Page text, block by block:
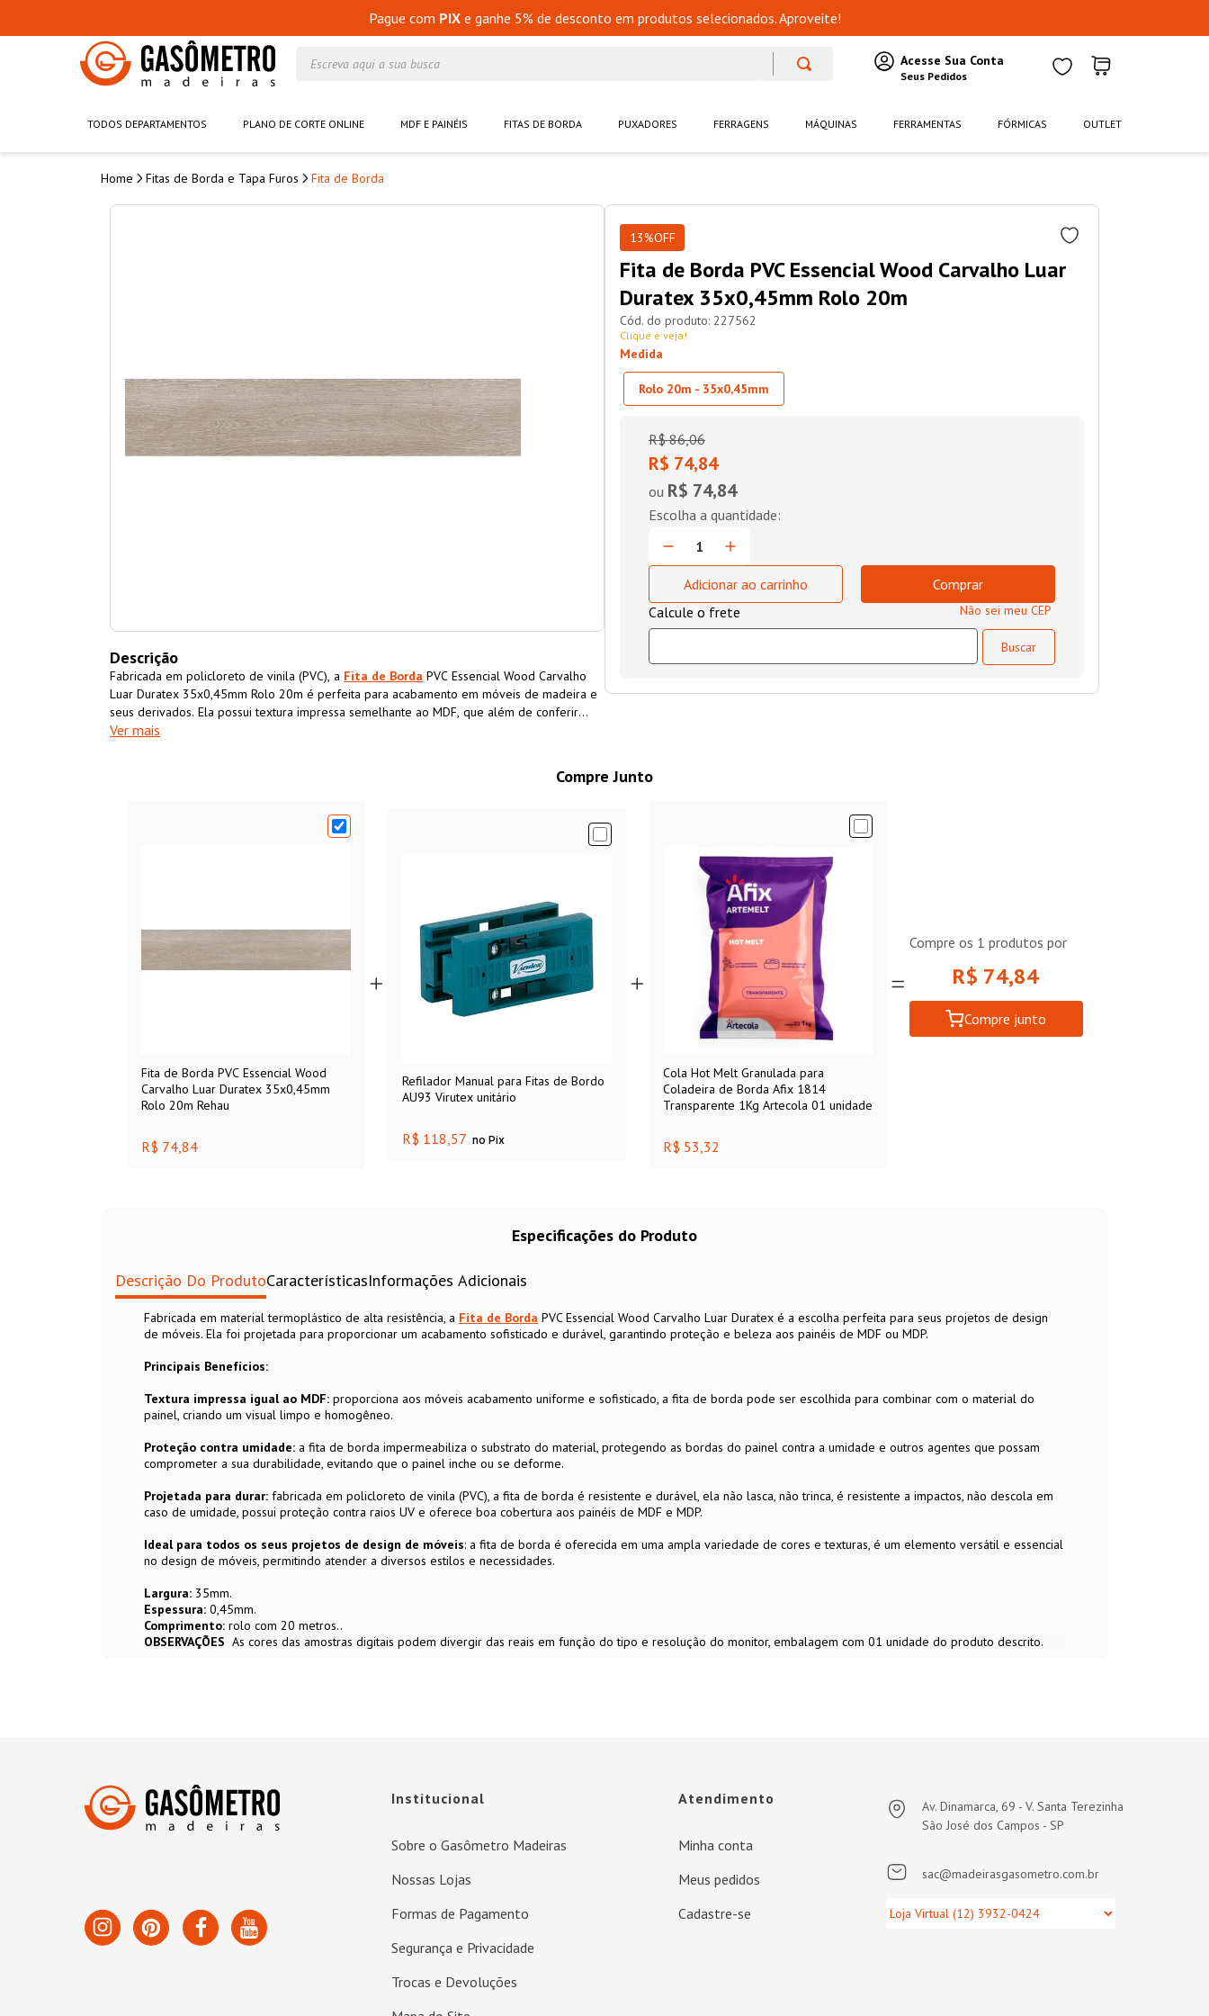
Pague com PIXe ganhe 5% de desconto em produtos selecionados. Aproveite!
TODOS DEPARTAMENTOS PLANO DE CORTE ONLINE MDF E PAINÉIS FITAS DE BORDA PUXADORES FERRAGENS MÁQUINAS FERRAMENTAS FÓRMICAS OUTLET
Fitas de Borda e Tapa Furos Fita de Borda
Descrição
Fabricada em policloreto de vinila (PVC), a Fita de Borda PVC Essencial Wood Carvalho
Luar Duratex 35x0,45mm Rolo 20m é perfeita para acabamento em móveis de madeira e
seus derivados. Ela possui textura impressa semelhante ao MDF, que além de conferir
acabamento superior ao móvel também impermeabiliza o material, aumentando sua
Ver mais
13%OFF
Fita de Borda PVC Essencial Wood Carvalho Luar
Duratex 35x0,45mm Rolo 20m
227562
Clique e veja!
Medida
Rolo 20m - 35x0,45mm
R$ 86,06
R$ 74,84
ou R$ 74,84
Adicionar ao carrinho Comprar
Não sei meu CEP
Compre Junto
Fita de Borda PVC Essencial Wood
Carvalho Luar Duratex 35x0,45mm
Rolo 20m Rehau
R$ 74,84
Refilador Manual para Fitas de Bordo
AU93 Virutex unitário
R$ 118,57 no Pix
Cola Hot Melt Granulada para
Coladeira de Borda Afix 1814
Transparente 1Kg Artecola 01 unidade
R$ 53,32
Compre os 1 produtos por
R$ 74,84
Compre junto
Especificações do Produto
Descrição Do ProdutoCaracterísticasInformações Adicionais
Fabricada em material termoplástico de alta resistência, a Fita de Borda PVC Essencial Wood Carvalho Luar Duratex é a escolha perfeita para seus projetos de design
de móveis. Ela foi projetada para proporcionar um acabamento sofisticado e durável, garantindo proteção e beleza aos painéis de MDF ou MDP.
Principais Benefícios:
Textura impressa igual ao MDF: proporciona aos móveis acabamento uniforme e sofisticado, a fita de borda pode ser escolhida para combinar com o material do
painel, criando um visual limpo e homogêneo.
Proteção contra umidade: a fita de borda impermeabiliza o substrato do material, protegendo as bordas do painel contra a umidade e outros agentes que possam
comprometer a sua durabilidade, evitando que o painel inche ou se deforme.
Projetada para durar: fabricada em policloreto de vinila (PVC), a fita de borda é resistente e durável, ela não lasca, não trinca, é resistente a impactos, não descola em
caso de umidade, possui proteção contra raios UV e oferece boa cobertura aos painéis de MDF e MDP.
Ideal para todos os seus projetos de design de móveis: a fita de borda é oferecida em uma ampla variedade de cores e texturas, é um elemento versátil e essencial
no design de móveis, permitindo atender a diversos estilos e necessidades.
Largura: 35mm.
Espessura: 0,45mm.
Comprimento: rolo com 20 metros..
OBSERVAÇÕES As cores das amostras digitais podem divergir das reais em função do tipo e resolução do monitor, embalagem com 01 unidade do produto descrito.
Institucional
Sobre o Gasômetro Madeiras
Nossas Lojas
Formas de Pagamento
Segurança e Privacidade
Trocas e Devoluções
Atendimento
Minha conta
Meus pedidos
Cadastre-se
Av. Dinamarca, 69 - V. Santa Terezinha
São José dos Campos - SP
sac@madeirasgasometro.com.br